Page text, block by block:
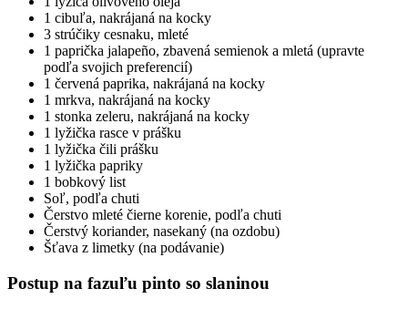
1 cibuľa, nakrájaná na kocky
3 strúčiky cesnaku, mleté
1 paprička jalapeño, zbavená semienok a mletá (upravte
podľa svojich preferencií)
1 červená paprika, nakrájaná na kocky
1 mrkva, nakrájaná na kocky
1 stonka zeleru, nakrájaná na kocky
1 lyžička rasce v prášku
1 lyžička čili prášku
1 lyžička papriky
1 bobkový list
Soľ, podľa chuti
Čerstvo mleté čierne korenie, podľa chuti
Čerstvý koriander, nasekaný (na ozdobu)
Šťava z limetky (na podávanie)
Postup na fazuľu pinto so slaninou